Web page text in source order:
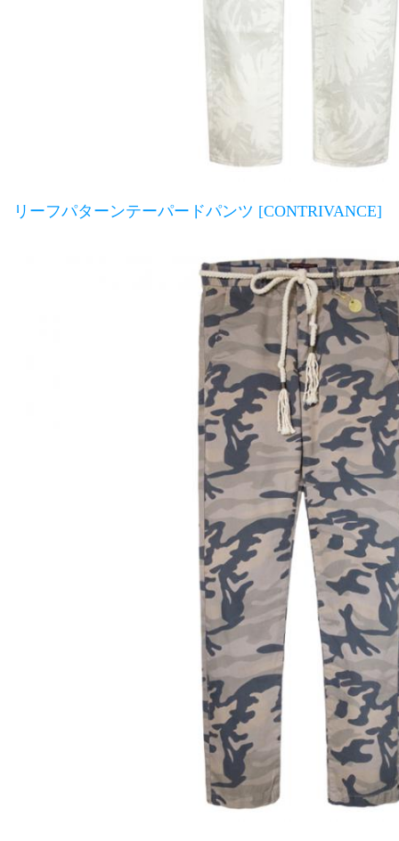
リーフパターンテーパードパンツ [CONTRIVANCE]